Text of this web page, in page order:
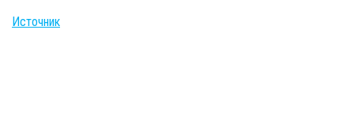
Источник